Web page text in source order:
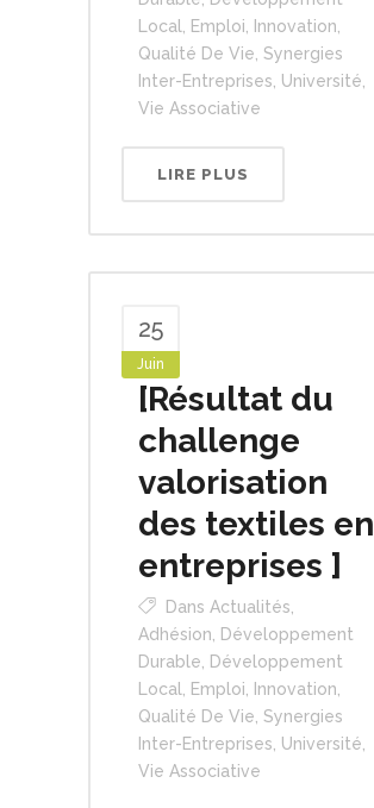
Local
Emploi Innovation
Qualité De Vie Synergies
Inter-Entreprises Université
Vie Associative
LIRE PLUS
25
Juin
[Résultat du
challenge
valorisation
des textiles en
entreprises ]
Dans Actualités
Adhésion Développement
Durable Développement
Local
Emploi Innovation
Qualité De Vie Synergies
Inter-Entreprises Université
Vie Associative